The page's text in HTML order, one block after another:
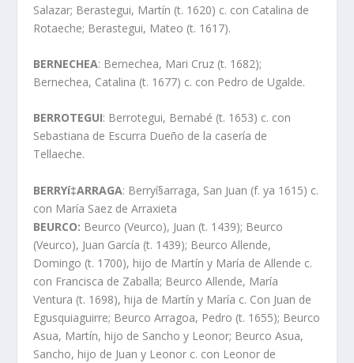
Salazar; Berastegui, Martí­n (t. 1620) c. con Catalina de
Rotaeche; Berastegui, Mateo (t. 1617).
BERNECHEA: Bernechea, Mari Cruz (t. 1682);
Bernechea, Catalina (t. 1677) c. con Pedro de Ugalde.
BERROTEGUI: Berrotegui, Bernabé (t. 1653) c. con
Sebastiana de Escurra Dueño de la caserí­a de
Tellaeche.
BERRYí‡ARRAGA: Berryí§arraga, San Juan (f. ya 1615) c.
con Marí­a Saez de Arraxieta
BEURCO: Beurco (Veurco), Juan (t. 1439); Beurco
(Veurco), Juan Garcí­a (t. 1439); Beurco Allende,
Domingo (t. 1700), hijo de Martí­n y Marí­a de Allende c.
con Francisca de Zaballa; Beurco Allende, Marí­a
Ventura (t. 1698), hija de Martí­n y Marí­a c. Con Juan de
Egusquiaguirre; Beurco Arragoa, Pedro (t. 1655); Beurco
Asua, Martí­n, hijo de Sancho y Leonor; Beurco Asua,
Sancho, hijo de Juan y Leonor c. con Leonor de